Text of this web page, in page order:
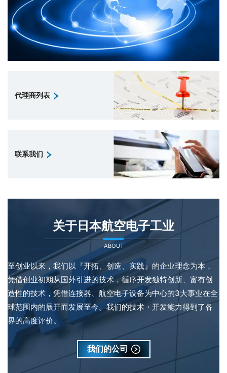
代理商列表
联系我们
关于日本航空电子工业
ABOUT
至创业以来，我们以『开拓、创造、实践』的企业理念为本，
凭借创业初期从国外引进的技术，循序开发独特创新、富有创
造性的技术，凭借连接器、航空电子设备为中心的3大事业在全
球范围内的展开而发展至今。我们的技术・开发能力得到了各
界的高度评价。
我们的公司